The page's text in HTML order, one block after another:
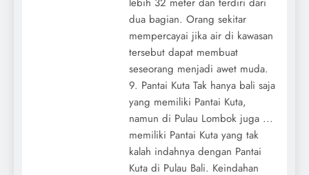
dua bagian. Orang sekitar
mempercayai jika air di kawasan
tersebut dapat membuat
seseorang menjadi awet muda.
9. Pantai Kuta Tak hanya bali saja
yang memiliki Pantai Kuta,
namun di Pulau Lombok juga ...
memiliki Pantai Kuta yang tak
kalah indahnya dengan Pantai
Kuta di Pulau Bali. Keindahan